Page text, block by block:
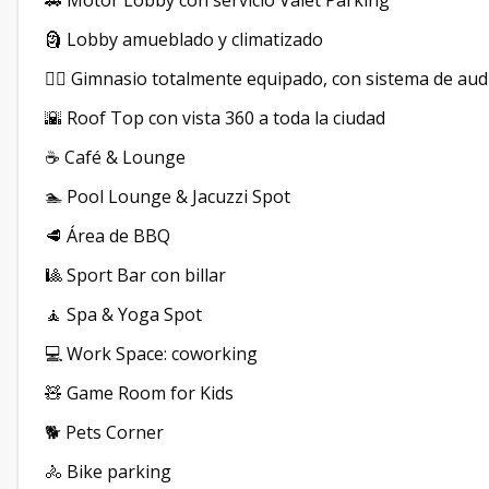
🗿 Lobby amueblado y climatizado
🏋️‍♂️ Gimnasio totalmente equipado, con sistema de
🌇 Roof Top con vista 360 a toda la ciudad
☕ Café & Lounge
🏊 Pool Lounge & Jacuzzi Spot
🥩 Área de BBQ
🎱 Sport Bar con billar
🧘 Spa & Yoga Spot
💻 Work Space: coworking
🧸 Game Room for Kids
🐕 Pets Corner
🚴 Bike parking